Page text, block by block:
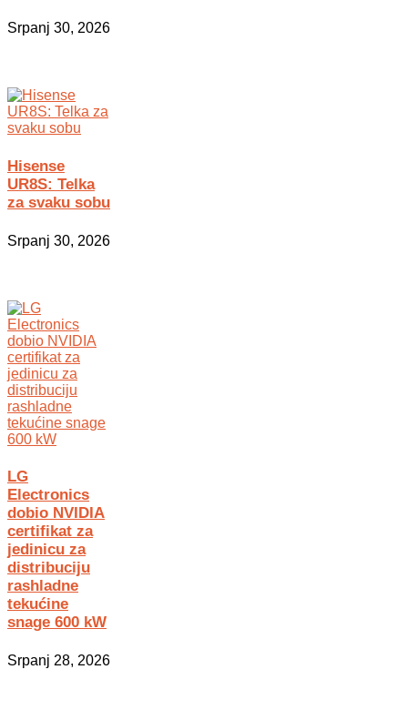
Srpanj 30, 2026
Hisense
UR8S: Telka
za svaku sobu
Srpanj 30, 2026
LG
Electronics
dobio NVIDIA
certifikat za
jedinicu za
distribuciju
rashladne
tekućine
snage 600 kW
Srpanj 28, 2026